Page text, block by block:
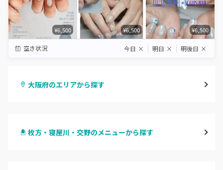
¥6,500 ¥6,500 ¥6,500
空き状況 今日 × 明日 × 明後日 ×
大阪府のエリアから探す
心斎橋・南船場・アメ村
枚方・寝屋川・交野のメニューから探す